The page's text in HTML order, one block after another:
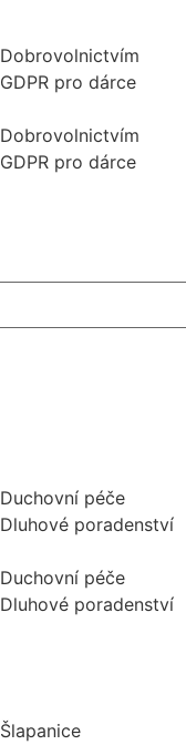
Dobrovolnictvím
GDPR pro dárce
Dobrovolnictvím
GDPR pro dárce
Duchovní péče
Dluhové poradenství
Duchovní péče
Dluhové poradenství
Šlapanice